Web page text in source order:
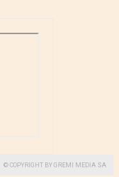
© COPYRIGHT BY GREMI MEDIA SA